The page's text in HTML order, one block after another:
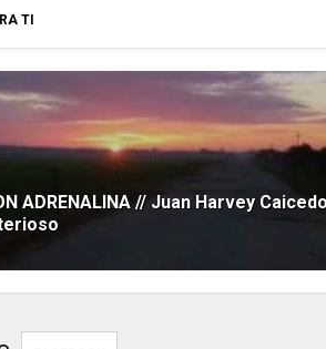
TI
ADRENALINA // Juan Harvey